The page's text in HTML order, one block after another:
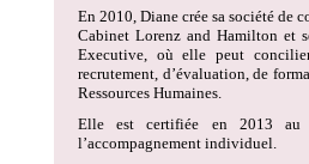
En 2010, Diane crée sa société de
Cabinet Lorenz and Hamilton et
Executive, où elle peut
recrutement, d’évaluation, de
Ressources Humaines.
Elle est certifiée en 2013 au
l’accompagnement individuel.